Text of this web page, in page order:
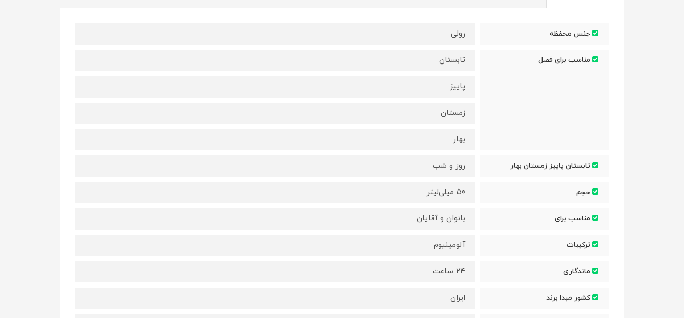
جنس محفظه رولی
مناسب برای فصل تابستان
پاییز
زمستان
بهار
تابستان پاییز زمستان بهار روز و شب
حجم ۵۰ میلی‌لیتر
مناسب برای بانوان و آقایان
ترکیبات آلومینیوم
ماندگاری ۲۴ ساعت
کشور مبدا برند ایران